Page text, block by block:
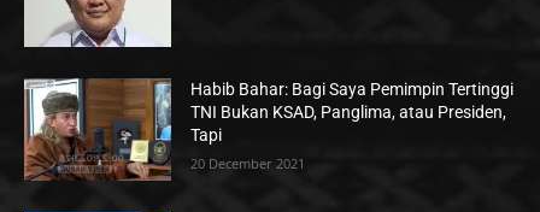
Habib Bahar: Bagi Saya Pemimpin Tertinggi
TNI Bukan KSAD, Panglima, atau Presiden,
Tapi
20 December 2021